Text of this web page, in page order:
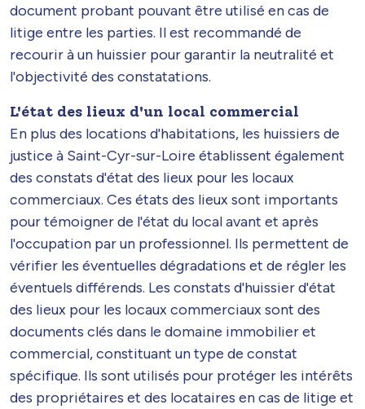
document probant pouvant être utilisé en cas de
litige entre les parties. Il est recommandé de
recourir à un huissier pour garantir la neutralité et
l'objectivité des constatations.
L'état des lieux d'un local commercial
En plus des locations d'habitations, les huissiers de
justice à Saint-Cyr-sur-Loire établissent également
des constats d'état des lieux pour les locaux
commerciaux. Ces états des lieux sont importants
pour témoigner de l'état du local avant et après
l'occupation par un professionnel. Ils permettent de
vérifier les éventuelles dégradations et de régler les
éventuels différends. Les constats d'huissier d'état
des lieux pour les locaux commerciaux sont des
documents clés dans le domaine immobilier et
commercial, constituant un type de constat
spécifique. Ils sont utilisés pour protéger les intérêts
des propriétaires et des locataires en cas de litige et